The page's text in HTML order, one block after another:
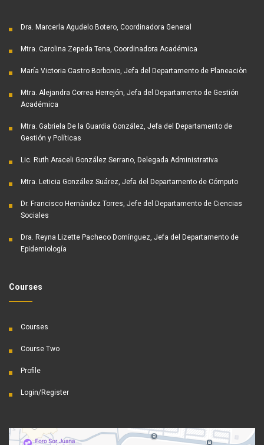
Dra. Marcerla Agudelo Botero, Coordinadora General
Mtra. Carolina Zepeda Tena, Coordinadora Académica
María Victoria Castro Borbonio, Jefa del Departamento de Planeaciòn
Mtra. Alejandra Correa Herrejón, Jefa del Departamento de Gestión
Académica
Mtra. Gabriela De la Guardia González, Jefa del Departamento de
Gestión y Políticas
Lic. Ruth Araceli González Serrano, Delegada Administrativa
Mtra. Leticia González Suárez, Jefa del Departamento de Cómputo
Dr. Francisco Hernández Torres, Jefe del Departamento de Ciencias
Sociales
Dra. Reyna Lizette Pacheco Domínguez, Jefa del Departamento de
Epidemiología
Courses
Courses
Course Two
Profile
Login/Register